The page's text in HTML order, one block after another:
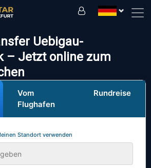
Uebigau-
– Jetzt online zum
Vom
Flughafen
Rundreise
Standort verwenden